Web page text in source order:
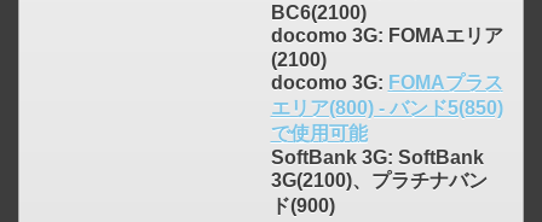
BC6(2100)
docomo 3G: FOMAエリア
(2100)
docomo 3G: FOMAプラス
エリア(800) - バンド5(850)
で使用可能
SoftBank 3G: SoftBank
3G(2100)、プラチナバン
ド(900)